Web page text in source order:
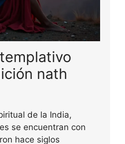
nath
de la India,
se encuentran con
hace siglos